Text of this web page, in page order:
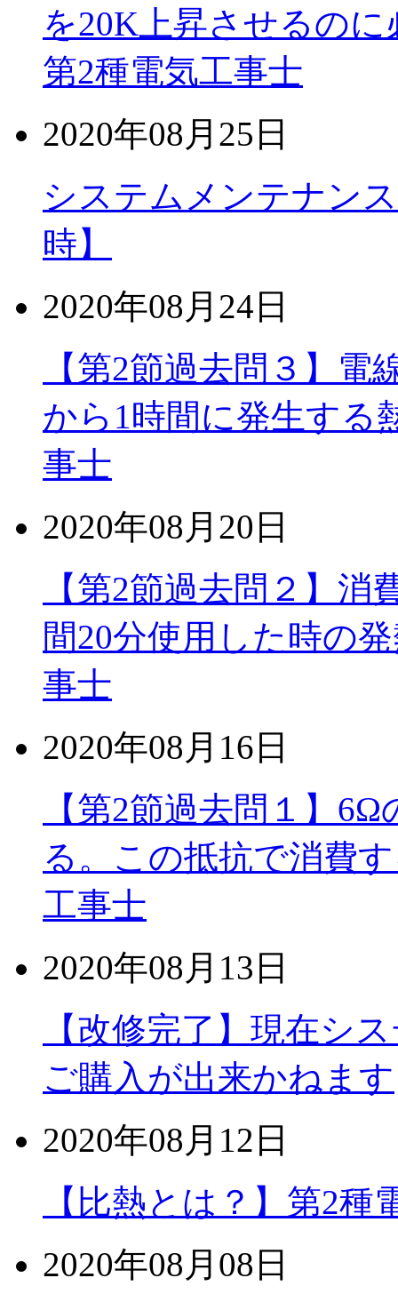
を20K上昇させるの
第2種電気工事士
2020年08月25日
システムメンテナン
時】
2020年08月24日
【第2節過去問３】
から1時間に発生する
事士
2020年08月20日
【第2節過去問２】
間20分使用した時の
事士
2020年08月16日
【第2節過去問１】
る。この抵抗で消費
工事士
2020年08月13日
【改修完了】現在シ
ご購入が出来かねます
2020年08月12日
【比熱とは？】第2種
2020年08月08日